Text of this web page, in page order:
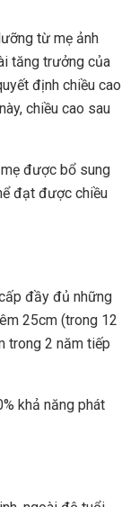
từ mẹ ảnh
tăng trưởng của
định chiều cao
chiều cao sau
được bổ sung
đạt được chiều
đầy đủ những
25cm (trong 12
trong 2 năm tiếp
khả năng phát